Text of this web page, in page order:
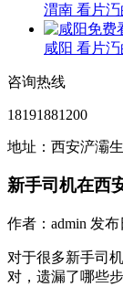
渭南 看片
咸阳 看片
咨询热线
18191881200
地址：西安浐灞
新手司机在西
作者：admin 发布
对于很多新手司
对，遗漏了哪些